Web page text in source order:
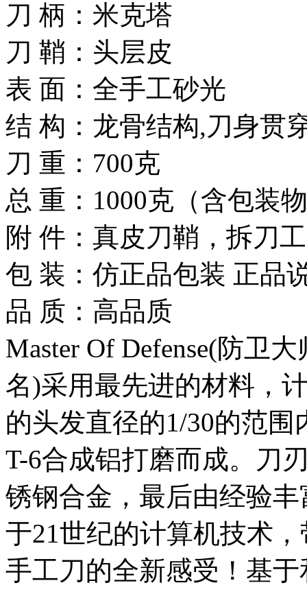
刀 柄：米克塔
刀 鞘：头层皮
表 面：全手工砂光
结 构：龙骨结构,刀身贯
刀 重：700克
总 重：1000克（含包装
附 件：真皮刀鞘，拆刀
包 装：仿正品包装 正品
品 质：高品质
Master Of Defense(防卫
名)采用最先进的材料，
的头发直径的1/30的范
T-6合成铝打磨而成。刀
锈钢合金，最后由经验
于21世纪的计算机技术
手工刀的全新感受！基